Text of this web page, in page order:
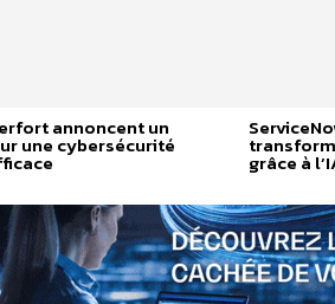
annoncent un
une cybersécurité
grâce à